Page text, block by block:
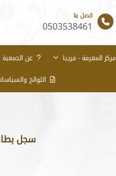
اتصل بنا
0503538461
مركز المعرفة - قريبا عن الجمعية
اللوائح
سجل